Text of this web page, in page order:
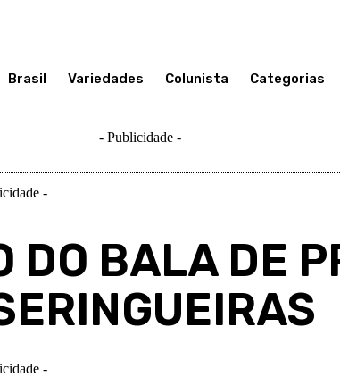
Brasil Variedades Colunista Categorias
- Publicidade -
-
DO BALA DE
-